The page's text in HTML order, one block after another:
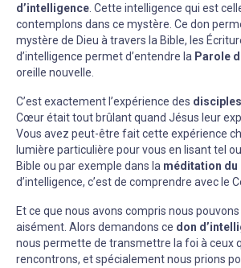
d’intelligence. Cette intelligence qui est
contemplons dans ce mystère. Ce don
mystère de Dieu à travers la Bible, les
d’intelligence permet d’entendre la Parole
oreille nouvelle.
C’est exactement l’expérience des
Cœur était tout brûlant quand Jésus leur
Vous avez peut-être fait cette expérience
lumière particulière pour vous en lisant tel
Bible ou par exemple dans la méditation du
d’intelligence, c’est de comprendre avec le
Et ce que nous avons compris nous
aisément. Alors demandons ce don
nous permette de transmettre la foi à ceux
rencontrons, et spécialement nous prions